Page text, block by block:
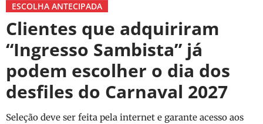
ESCOLHA ANTECIPADA
Clientes que adquiriram
“Ingresso Sambista” já
podem escolher o dia dos
desfiles do Carnaval 2027
Seleção deve ser feita pela internet e garante acesso aos